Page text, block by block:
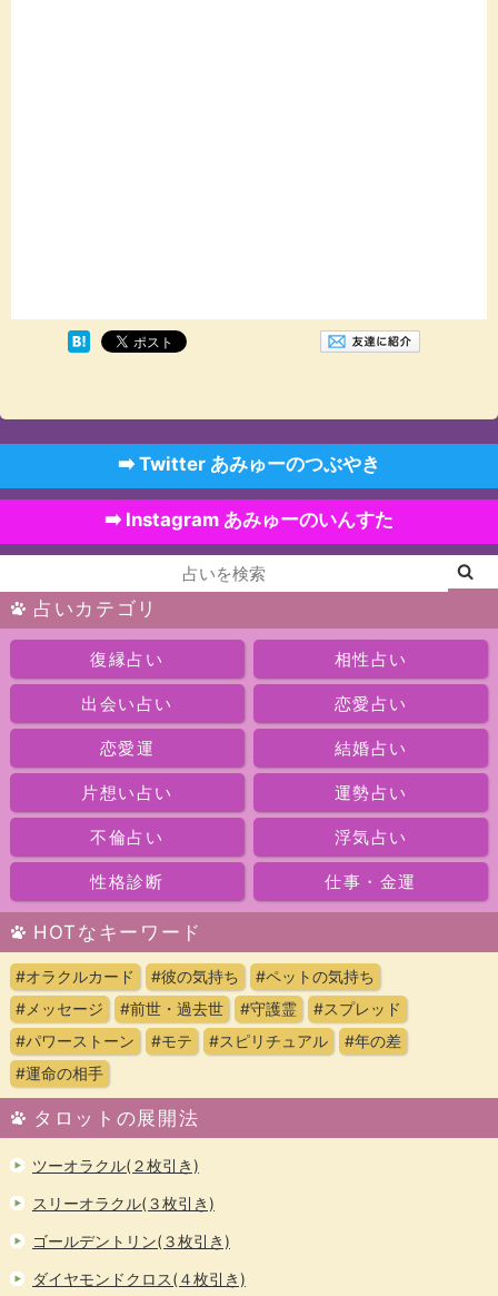
➡️ Twitter あみゅーのつぶやき
➡️ Instagram あみゅーのいんすた
占いカテゴリ
復縁占い 相性占い
出会い占い 恋愛占い
恋愛運 結婚占い
片想い占い 運勢占い
不倫占い 浮気占い
性格診断 仕事・金運
HOTなキーワード
#オラクルカード #彼の気持ち
#ペットの気持ち
#メッセージ
#前世・過去世 #守護霊
#スプレッド
#パワーストーン
#モテ #スピリチュアル
#年の差
#運命の相手
タロットの展開法
ツーオラクル(２枚引き)
スリーオラクル(３枚引き)
ゴールデントリン(３枚引き)
ダイヤモンドクロス(４枚引き)